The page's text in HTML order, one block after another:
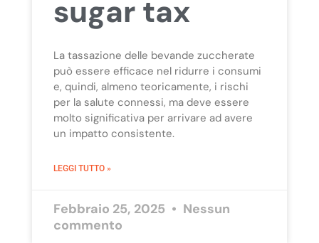
sugar tax
La tassazione delle bevande zuccherate
può essere efficace nel ridurre i consumi
e, quindi, almeno teoricamente, i rischi
per la salute connessi, ma deve essere
molto significativa per arrivare ad avere
un impatto consistente.
LEGGI TUTTO »
Febbraio 25, 2025
Nessun
commento